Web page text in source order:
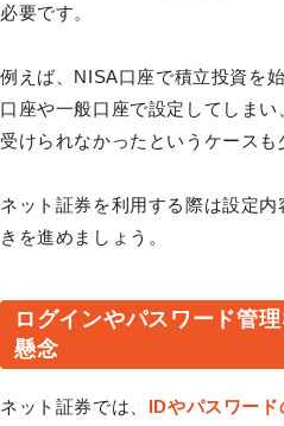
必要です。
例えば、NISA口座で積立投資を
口座や一般口座で設定してしま
受けられなかったというケースも
ネット証券を利用する際は設定
きを進めましょう。
ログインやパスワード管
懸念
ネット証券では、 IDやパスワード